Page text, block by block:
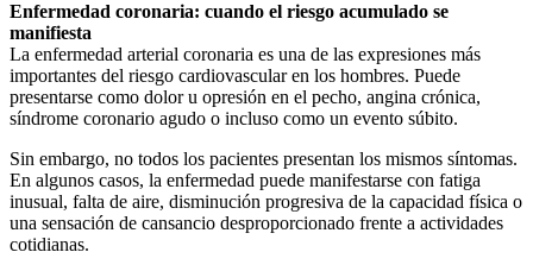
Enfermedad coronaria: cuando el riesgo acumulado se
manifiesta
La enfermedad arterial coronaria es una de las expresiones más
importantes del riesgo cardiovascular en los hombres. Puede
presentarse como dolor u opresión en el pecho, angina crónica,
síndrome coronario agudo o incluso como un evento súbito.
Sin embargo, no todos los pacientes presentan los mismos síntomas.
En algunos casos, la enfermedad puede manifestarse con fatiga
inusual, falta de aire, disminución progresiva de la capacidad física o
una sensación de cansancio desproporcionado frente a actividades
cotidianas.